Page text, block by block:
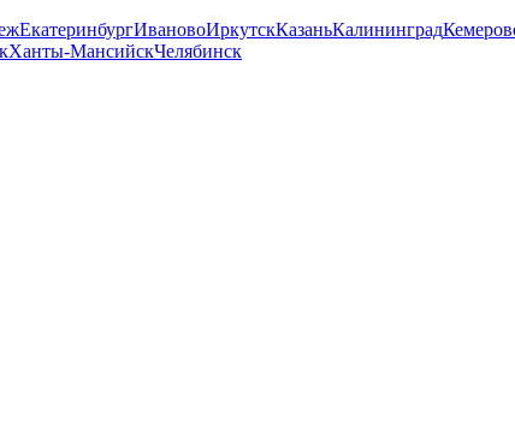
ЕкатеринбургИвановоИркутскКазаньКалининград
Ханты-МансийскЧелябинск